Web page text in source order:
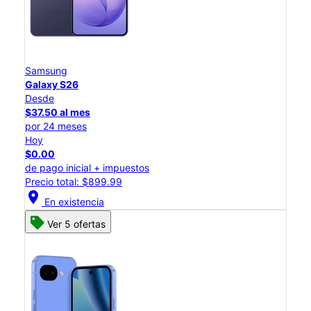
Samsung
Galaxy S26
Desde
$37.50 al mes
por 24 meses
Hoy
$0.00
de pago inicial + impuestos
Precio total: $899.99
location_on En existencia
Ver 5 ofertas